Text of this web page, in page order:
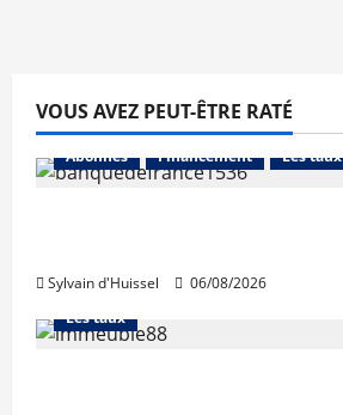
VOUS AVEZ PEUT-ÊTRE RATÉ
Abonnés Financement Les taux
Sylvain d'Huissel 06/08/2026
Abonnés Financement
Les taux